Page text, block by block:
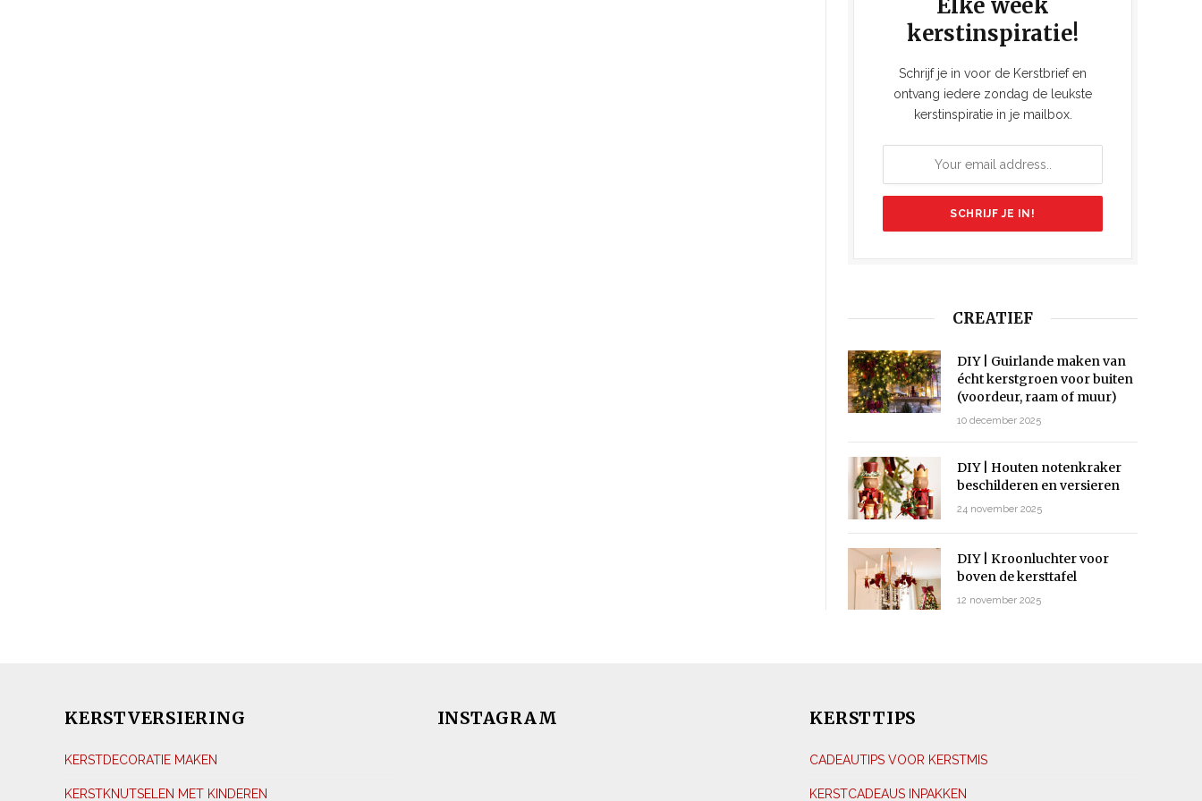
Elke week
kerstinspiratie!
Schrijf je in voor de Kerstbrief en
ontvang iedere zondag de leukste
kerstinspiratie in je mailbox.
CREATIEF
DIY | Guirlande maken van
écht kerstgroen voor buiten
(voordeur, raam of muur)
10 december 2025
DIY | Houten notenkraker
beschilderen en versieren
24 november 2025
DIY | Kroonluchter voor
boven de kersttafel
12 november 2025
KERSTVERSIERING
KERSTDECORATIE MAKEN
KERSTKNUTSELEN MET KINDEREN
INSTAGRAM KERSTTIPS
CADEAUTIPS VOOR KERSTMIS
KERSTCADEAUS INPAKKEN